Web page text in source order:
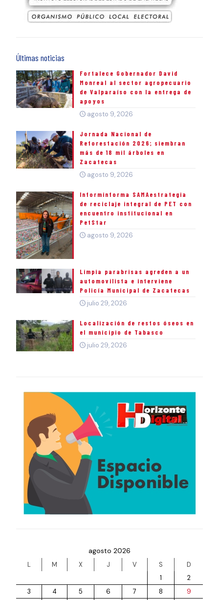
Últimas noticias
Fortalece Gobernador David
Monreal al sector agropecuario
de Valparaíso con la entrega de
apoyos
agosto 9, 2026
Jornada Nacional de
Reforestación 2026; siembran
más de 18 mil árboles en
Zacatecas
agosto 9, 2026
Informinforma SAMAestrategia
de reciclaje integral de PET con
encuentro institucional en
PetStar
agosto 9, 2026
Limpia parabrisas agreden a un
automovilista e interviene
Policía Municipal de Zacatecas
julio 29, 2026
Localización de restos óseos en
el municipio de Tabasco
julio 29, 2026
agosto 2026
L M X J V S
D
1
2
3
4 5 6 7 8 9